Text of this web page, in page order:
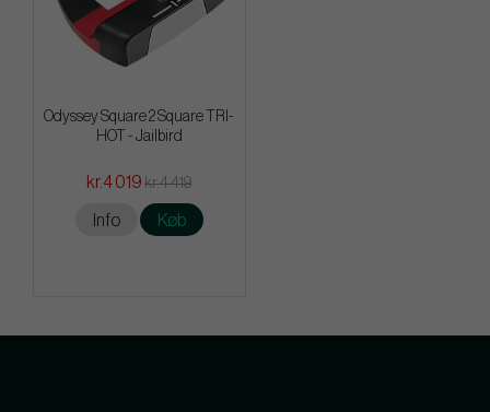
Odyssey Square 2 Square TRI-
HOT - Jailbird
kr.4 019 kr.4 419
Info Køb